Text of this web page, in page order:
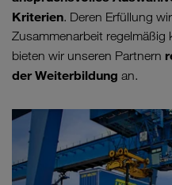
Kriterien. Deren Erfüllung
Zusammenarbeit regelmäßig
bieten wir unseren Partnern
der Weiterbildung an.